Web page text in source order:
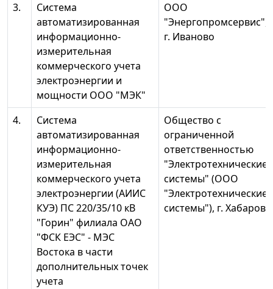
3.
Система
автоматизированная
информационно-
измерительная
коммерческого учета
электроэнергии и
мощности ООО "МЭК"
ООО
"Энергопромсервис",
г. Иваново
4.
Система
автоматизированная
информационно-
измерительная
коммерческого учета
электроэнергии (АИИС
КУЭ) ПС 220/35/10 кВ
"Горин" филиала ОАО
"ФСК ЕЭС" - МЭС
Востока в части
дополнительных точек
учета
Общество с
ограниченной
ответственностью
"Электротехнические
системы" (ООО
"Электротехнические
системы"), г.